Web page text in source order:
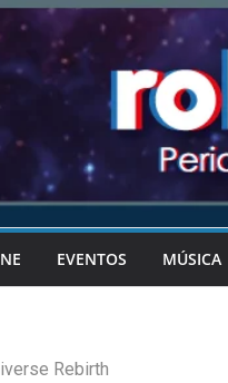
EVENTOS MÚSICA
Rebirth